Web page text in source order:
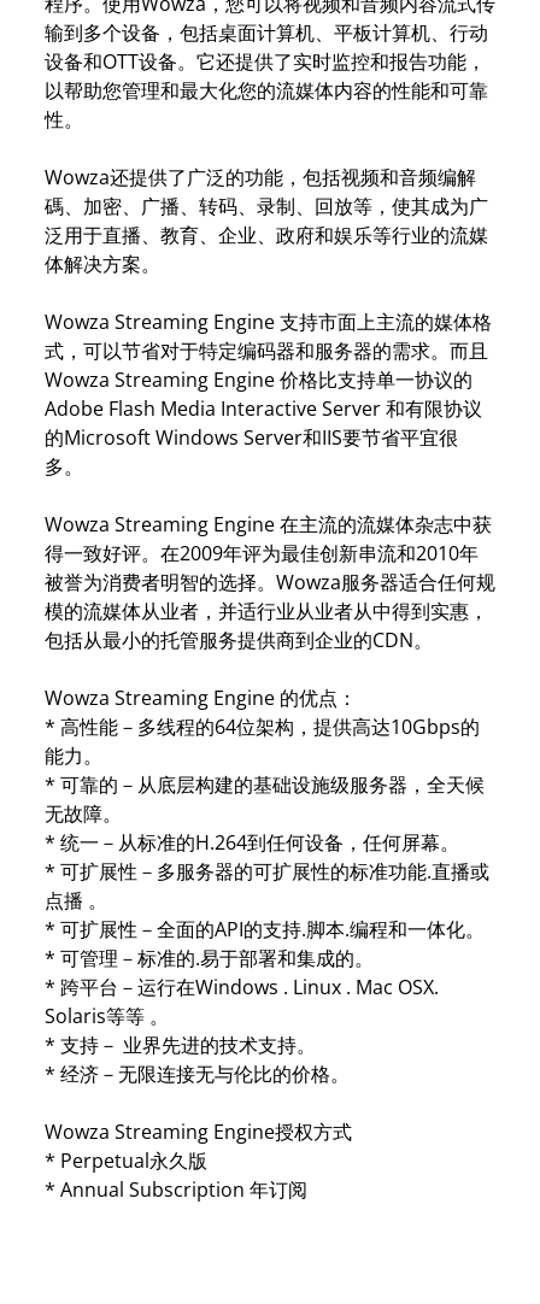
输到多个设备，包括桌面计算机、平板计算机、行动
设备和OTT设备。它还提供了实时监控和报告功能，
以帮助您管理和最大化您的流媒体内容的性能和可靠
性。
Wowza还提供了广泛的功能，包括视频和音频编解
碼、加密、广播、转码、录制、回放等，使其成为广
泛用于直播、教育、企业、政府和娱乐等行业的流媒
体解决方案。
Wowza Streaming Engine 支持市面上主流的媒体格
式，可以节省对于特定编码器和服务器的需求。而且
Wowza Streaming Engine 价格比支持单一协议的
Adobe Flash Media Interactive Server 和有限协议
的Microsoft Windows Server和IIS要节省平宜很
多。
Wowza Streaming Engine 在主流的流媒体杂志中获
得一致好评。在2009年评为最佳创新串流和2010年
被誉为消费者明智的选择。Wowza服务器适合任何规
模的流媒体从业者，并适行业从业者从中得到实惠，
包括从最小的托管服务提供商到企业的CDN。
Wowza Streaming Engine 的优点：
* 高性能－多线程的64位架构，提供高达10Gbps的
能力。
* 可靠的－从底层构建的基础设施级服务器，全天候
无故障。
* 统一－从标准的H.264到任何设备，任何屏幕。
* 可扩展性－多服务器的可扩展性的标准功能.直播或
点播 。
* 可扩展性－全面的API的支持.脚本.编程和一体化。
* 可管理－标准的.易于部署和集成的。
* 跨平台－运行在Windows . Linux . Mac OSX.
Solaris等等 。
* 支持－ 业界先进的技术支持。
* 经济－无限连接无与伦比的价格。
Wowza Streaming Engine授权方式
* Perpetual永久版
* Annual Subscription 年订阅